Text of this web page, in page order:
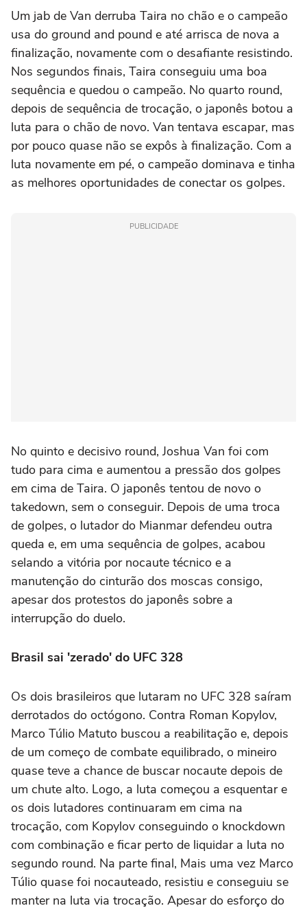
Um jab de Van derruba Taira no chão e o campeão
usa do ground and pound e até arrisca de nova a
finalização, novamente com o desafiante resistindo.
Nos segundos finais, Taira conseguiu uma boa
sequência e quedou o campeão. No quarto round,
depois de sequência de trocação, o japonês botou a
luta para o chão de novo. Van tentava escapar, mas
por pouco quase não se expôs à finalização. Com a
luta novamente em pé, o campeão dominava e tinha
as melhores oportunidades de conectar os golpes.
PUBLICIDADE
No quinto e decisivo round, Joshua Van foi com
tudo para cima e aumentou a pressão dos golpes
em cima de Taira. O japonês tentou de novo o
takedown, sem o conseguir. Depois de uma troca
de golpes, o lutador do Mianmar defendeu outra
queda e, em uma sequência de golpes, acabou
selando a vitória por nocaute técnico e a
manutenção do cinturão dos moscas consigo,
apesar dos protestos do japonês sobre a
interrupção do duelo.
Brasil sai 'zerado' do UFC 328
Os dois brasileiros que lutaram no UFC 328 saíram
derrotados do octógono. Contra Roman Kopylov,
Marco Túlio Matuto buscou a reabilitação e, depois
de um começo de combate equilibrado, o mineiro
quase teve a chance de buscar nocaute depois de
um chute alto. Logo, a luta começou a esquentar e
os dois lutadores continuaram em cima na
trocação, com Kopylov conseguindo o knockdown
com combinação e ficar perto de liquidar a luta no
segundo round. Na parte final, Mais uma vez Marco
Túlio quase foi nocauteado, resistiu e conseguiu se
manter na luta via trocação. Apesar do esforço do